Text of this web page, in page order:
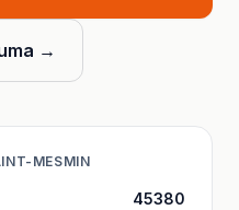
→
MESMIN
45380